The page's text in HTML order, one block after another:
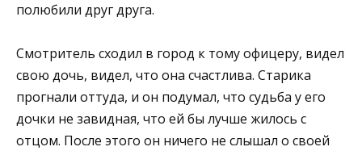
полюбили друг друга.
Смотритель сходил в город к тому офицеру, видел
свою дочь, видел, что она счастлива. Старика
прогнали оттуда, и он подумал, что судьба у его
дочки не завидная, что ей бы лучше жилось с
отцом. После этого он ничего не слышал о своей